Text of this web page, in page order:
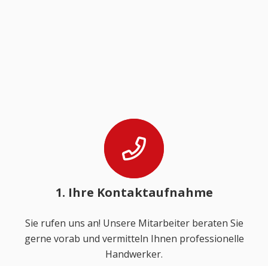
1. Ihre Kontaktaufnahme
Sie rufen uns an! Unsere Mitarbeiter beraten Sie
gerne vorab und vermitteln Ihnen professionelle
Handwerker.